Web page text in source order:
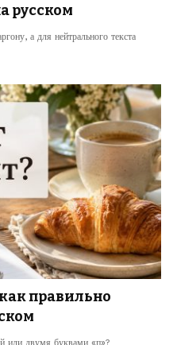
русском
а для нейтрального текста
правильно
или двумя буквами «п»?